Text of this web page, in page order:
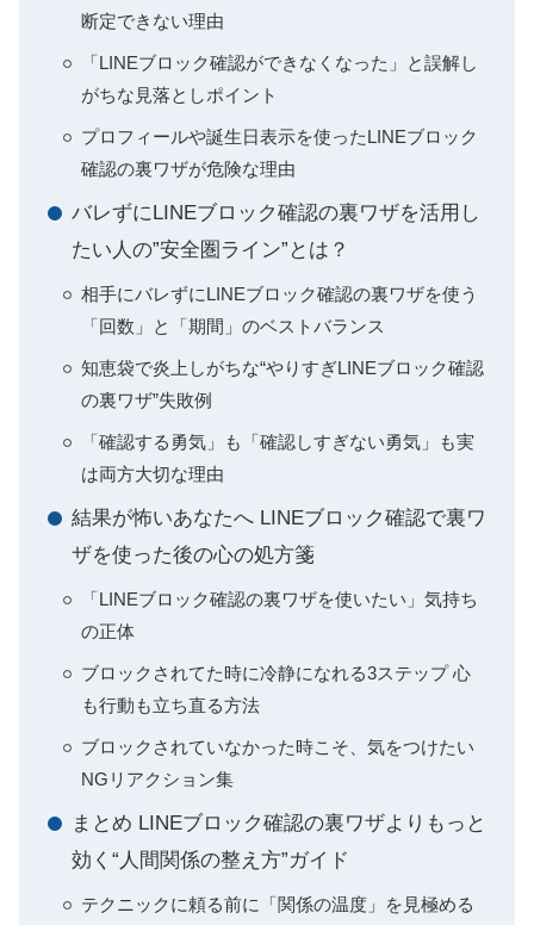
断定できない理由
「LINEブロック確認ができなくなった」と誤解し
がちな見落としポイント
プロフィールや誕生日表示を使ったLINEブロック
確認の裏ワザが危険な理由
バレずにLINEブロック確認の裏ワザを活用し
たい人の”安全圏ライン”とは？
相手にバレずにLINEブロック確認の裏ワザを使う
「回数」と「期間」のベストバランス
知恵袋で炎上しがちな“やりすぎLINEブロック確認
の裏ワザ”失敗例
「確認する勇気」も「確認しすぎない勇気」も実
は両方大切な理由
結果が怖いあなたへ LINEブロック確認で裏ワ
ザを使った後の心の処方箋
「LINEブロック確認の裏ワザを使いたい」気持ち
の正体
ブロックされてた時に冷静になれる3ステップ 心
も行動も立ち直る方法
ブロックされていなかった時こそ、気をつけたい
NGリアクション集
まとめ LINEブロック確認の裏ワザよりもっと
効く“人間関係の整え方”ガイド
テクニックに頼る前に「関係の温度」を見極める